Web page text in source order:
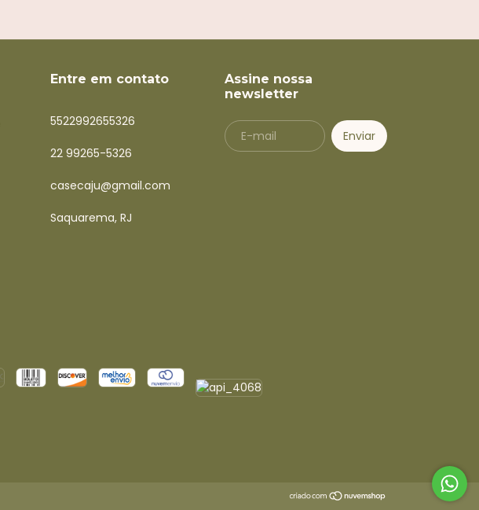
Entre em contato
5522992655326
22 99265-5326
casecaju@gmail.com
Saquarema, RJ
Assine nossa
newsletter